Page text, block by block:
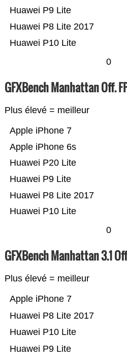
Huawei P10 Lite
Huawei P8 Lite 2017
Huawei P9 Lite
0
GFXBench Manhattan Off.
Plus élevé = meilleur
Huawei P10 Lite
Huawei P8 Lite 2017
Huawei P9 Lite
Huawei P20 Lite
Apple iPhone 6s
Apple iPhone 7
0
GFXBench Manhattan 3.1
Plus élevé = meilleur
Huawei P9 Lite
Huawei P10 Lite
Huawei P8 Lite 2017
Apple iPhone 7